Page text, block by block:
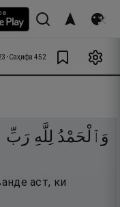
•Саҳифа 452
وَٱلْحَمْدُ لِلَّهِ رَبِّ
аст, ки